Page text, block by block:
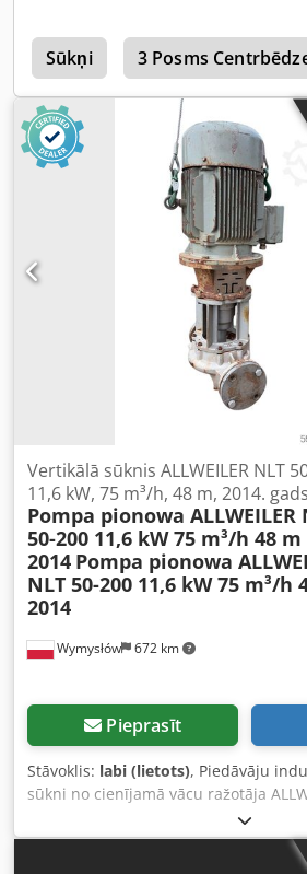
Sūkņi 3 Posms
Wymysłów 672 km
Vertikālā sūknis ALLWEILER NLT
11,6 kW, 75 m³/h, 48 m, 2014. gads
Pompa pionowa ALLWEILER
50-200 11,6 kW 75 m³/h 48 m
2014 Pompa pionowa
NLT 50-200 11,6 kW 75 m³/h
2014
Pieprasīt
Stāvoklis: labi (lietots), Piedāvāju
sūkni no cienījamā vācu ražotāja
modelis NLT 50-200. Crsdpjyxtfwsfx Af
paredzēts darbam industriālās,
tehnoloģiskajās iekārtās